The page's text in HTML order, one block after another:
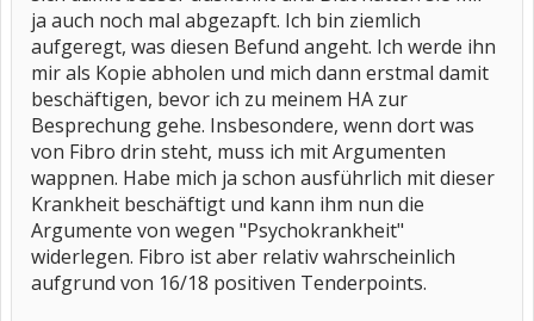
ja auch noch mal abgezapft. Ich bin ziemlich
aufgeregt, was diesen Befund angeht. Ich werde ihn
mir als Kopie abholen und mich dann erstmal damit
beschäftigen, bevor ich zu meinem HA zur
Besprechung gehe. Insbesondere, wenn dort was
von Fibro drin steht, muss ich mit Argumenten
wappnen. Habe mich ja schon ausführlich mit dieser
Krankheit beschäftigt und kann ihm nun die
Argumente von wegen "Psychokrankheit"
widerlegen. Fibro ist aber relativ wahrscheinlich
aufgrund von 16/18 positiven Tenderpoints.